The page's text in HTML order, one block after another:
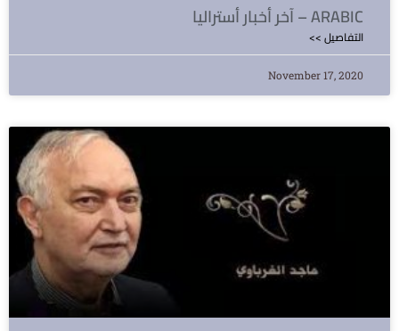
آخر أخبار أستراليا – ARABIC
<< التفاصيل
November 17, 2020